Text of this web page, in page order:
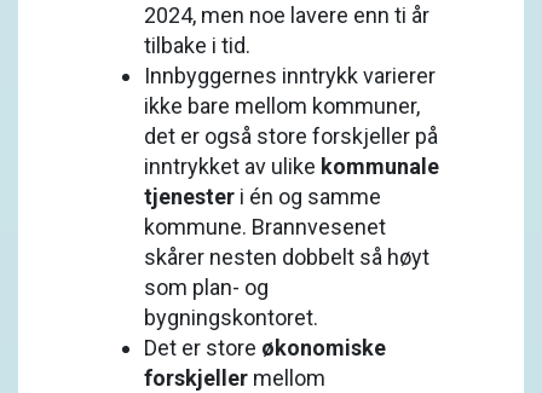
2024, men noe lavere enn ti år
tilbake i tid.
Innbyggernes inntrykk varierer
ikke bare mellom kommuner,
det er også store forskjeller på
inntrykket av ulike kommunale
tjenester i én og samme
kommune. Brannvesenet
skårer nesten dobbelt så høyt
som plan- og
bygningskontoret.
Det er store økonomiske
forskjeller mellom